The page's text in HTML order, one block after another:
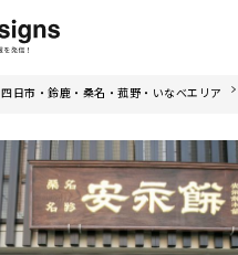
四日市・鈴鹿・桑名・菰野・いなべエリア